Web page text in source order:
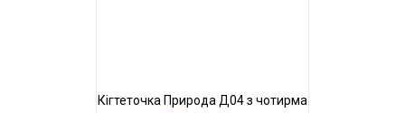
Кігтеточка Природа Д04 з чотирма бубонами